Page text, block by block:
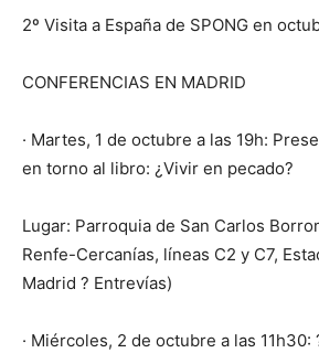
2º Visita a España de SPONG en
CONFERENCIAS EN MADRID
· Martes, 1 de octubre a las 19h:
en torno al libro: ¿Vivir en pecado?
Lugar: Parroquia de San Carlos
Renfe-Cercanías, líneas C2 y C7,
Madrid ? Entrevías)
· Miércoles, 2 de octubre a las